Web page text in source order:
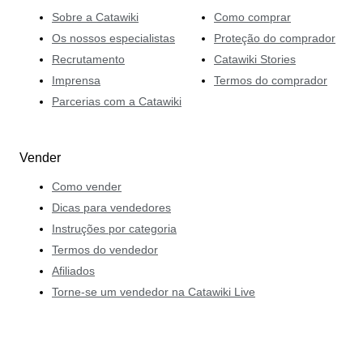
Sobre a Catawiki
Os nossos especialistas
Recrutamento
Imprensa
Parcerias com a Catawiki
Como comprar
Proteção do comprador
Catawiki Stories
Termos do comprador
Vender
Como vender
Dicas para vendedores
Instruções por categoria
Termos do vendedor
Afiliados
Torne-se um vendedor na Catawiki Live